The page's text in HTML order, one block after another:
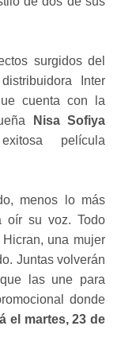
surgidos del
Inter
cuenta con la
Nisa Sofiya
película
menos lo más
oír su voz. Todo
una mujer
Juntas volverán
las une para
donde
el martes, 23 de